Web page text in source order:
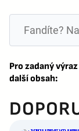
Pro zadaný
další obsah: